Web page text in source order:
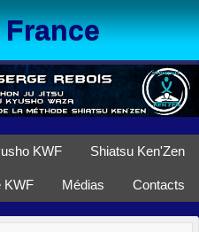
KWF Shiatsu Ken'Zen
KWF Médias Contacts